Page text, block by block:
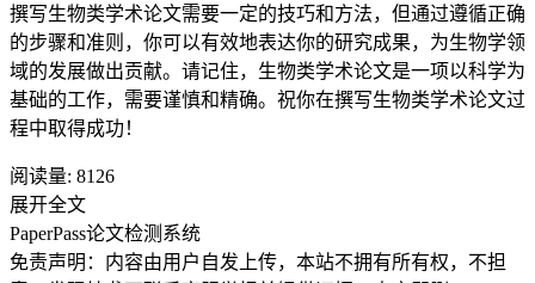
撰写生物类学术论文需要一定的技巧和方法，但通过遵循正确
的步骤和准则，你可以有效地表达你的研究成果，为生物学领
域的发展做出贡献。请记住，生物类学术论文是一项以科学为
基础的工作，需要谨慎和精确。祝你在撰写生物类学术论文过
程中取得成功！
阅读量: 8126
展开全文
PaperPass论文检测系统
免责声明：内容由用户自发上传，本站不拥有所有权，不担